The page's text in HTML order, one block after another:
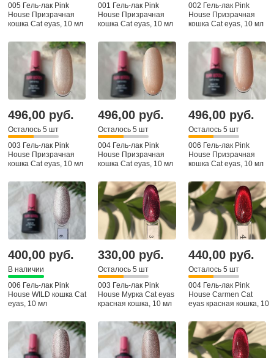
005 Гель-лак Pink
House Призрачная
кошка Cat eyas, 10 мл
001 Гель-лак Pink
House Призрачная
кошка Cat eyas, 10 мл
002 Гель-лак Pink
House Призрачная
кошка Cat eyas, 10 мл
496,00 руб.
Осталось 5 шт
003 Гель-лак Pink
House Призрачная
кошка Cat eyas, 10 мл
496,00 руб.
Осталось 5 шт
004 Гель-лак Pink
House Призрачная
кошка Cat eyas, 10 мл
496,00 руб.
Осталось 5 шт
006 Гель-лак Pink
House Призрачная
кошка Cat eyas, 10 мл
400,00 руб.
В наличии
006 Гель-лак Pink
House WILD кошка Cat
eyas, 10 мл
330,00 руб.
Осталось 5 шт
003 Гель-лак Pink
House Мурка Cat eyas
красная кошка, 10 мл
440,00 руб.
Осталось 5 шт
004 Гель-лак Pink
House Carmen Cat
eyas красная кошка, 10